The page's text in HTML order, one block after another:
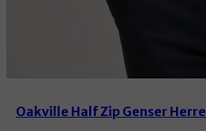
Oakville Half Zip Genser Herre